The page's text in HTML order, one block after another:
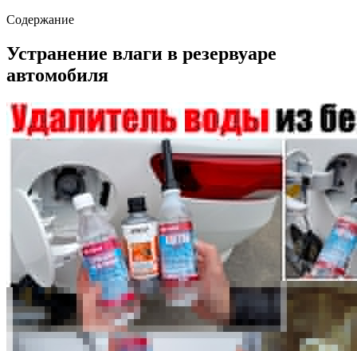
Содержание
Устранение влаги в резервуаре
автомобиля